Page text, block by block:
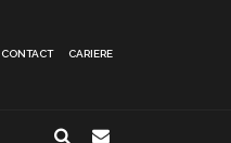
CONTACT CARIERE